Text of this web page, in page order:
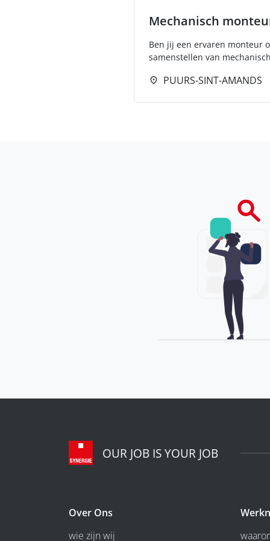
Mechanisch
Ben jij een ervaren monteur
samenstellen van
PUURS-SINT-AMANDS
OUR JOB IS YOUR JOB
Over Ons
wie zijn wij